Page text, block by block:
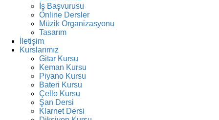
İş Başvurusu
Online Dersler
Müzik Organizasyonu
Tasarım
İletişim
Kurslarımız
Gitar Kursu
Keman Kursu
Piyano Kursu
Bateri Kursu
Çello Kursu
Şan Dersi
Klarnet Dersi